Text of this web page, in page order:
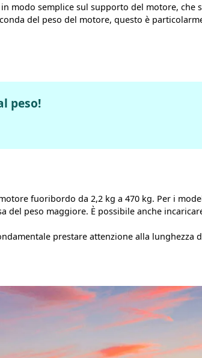
modo semplice sul supporto del motore, che
del peso del motore, questo è
peso!
fuoribordo da 2,2 kg a 470 kg. Per i
del peso maggiore. È possibile anche
prestare attenzione alla lunghezza